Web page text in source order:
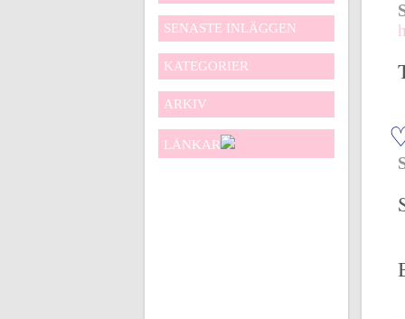
SENASTE INLÄGGEN
KATEGORIER
ARKIV
LÄNKAR